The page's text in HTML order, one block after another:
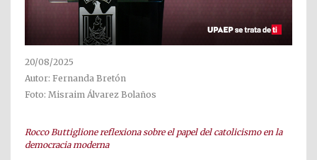
20/08/2025
Autor: Fernanda Bretón
Foto: Misraim Álvarez Bolaños
Rocco Buttiglione reflexiona sobre el papel del catolicismo en la
democracia moderna